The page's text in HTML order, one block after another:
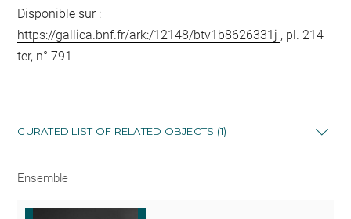
Disponible sur :
https://gallica.bnf.fr/ark:/12148/btv1b8626331j , pl. 214
ter, n° 791
CURATED LIST OF RELATED OBJECTS (1)
Ensemble